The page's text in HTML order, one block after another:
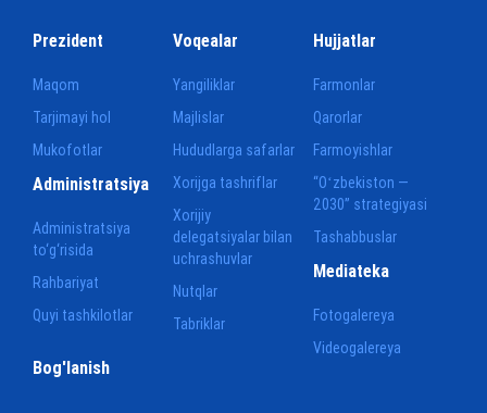
Prezident
Maqom
Tarjimayi hol
Mukofotlar
Voqealar
Yangiliklar
Majlislar
Hududlarga safarlar
Xorijga tashriflar
Xorijiy
delegatsiyalar bilan
uchrashuvlar
Nutqlar
Tabriklar
Hujjatlar
Farmonlar
Qarorlar
Farmoyishlar
“Oʻzbekiston —
2030” strategiyasi
Tashabbuslar
Administratsiya
Administratsiya
to‘g‘risida
Rahbariyat
Quyi tashkilotlar
Mediateka
Fotogalereya
Videogalereya
Bog'lanish